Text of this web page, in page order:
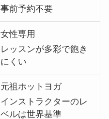
事前予約不要
女性専用
レッスンが多彩で飽き
にくい
元祖ホットヨガ
インストラクターのレ
ベルは世界基準